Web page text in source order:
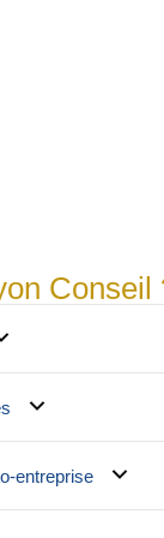
Conseil
entreprise